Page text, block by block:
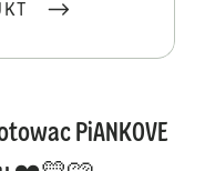
PiANKOVE